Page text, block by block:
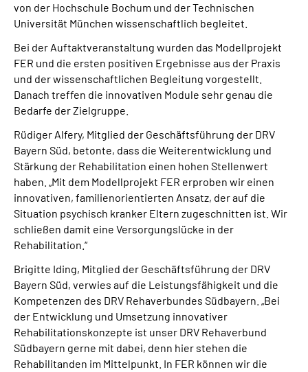
von der Hochschule Bochum und der Technischen
Universität München wissenschaftlich begleitet.
Bei der Auftaktveranstaltung wurden das Modellprojekt
FER und die ersten positiven Ergebnisse aus der Praxis
und der wissenschaftlichen Begleitung vorgestellt.
Danach treffen die innovativen Module sehr genau die
Bedarfe der Zielgruppe.
Rüdiger Alfery, Mitglied der Geschäftsführung der DRV
Bayern Süd, betonte, dass die Weiterentwicklung und
Stärkung der Rehabilitation einen hohen Stellenwert
haben. „Mit dem Modellprojekt FER erproben wir einen
innovativen, familienorientierten Ansatz, der auf die
Situation psychisch kranker Eltern zugeschnitten ist. Wir
schließen damit eine Versorgungslücke in der
Rehabilitation.“
Brigitte Iding, Mitglied der Geschäftsführung der DRV
Bayern Süd, verwies auf die Leistungsfähigkeit und die
Kompetenzen des DRV Rehaverbundes Südbayern. „Bei
der Entwicklung und Umsetzung innovativer
Rehabilitationskonzepte ist unser DRV Rehaverbund
Südbayern gerne mit dabei, denn hier stehen die
Rehabilitanden im Mittelpunkt. In FER können wir die